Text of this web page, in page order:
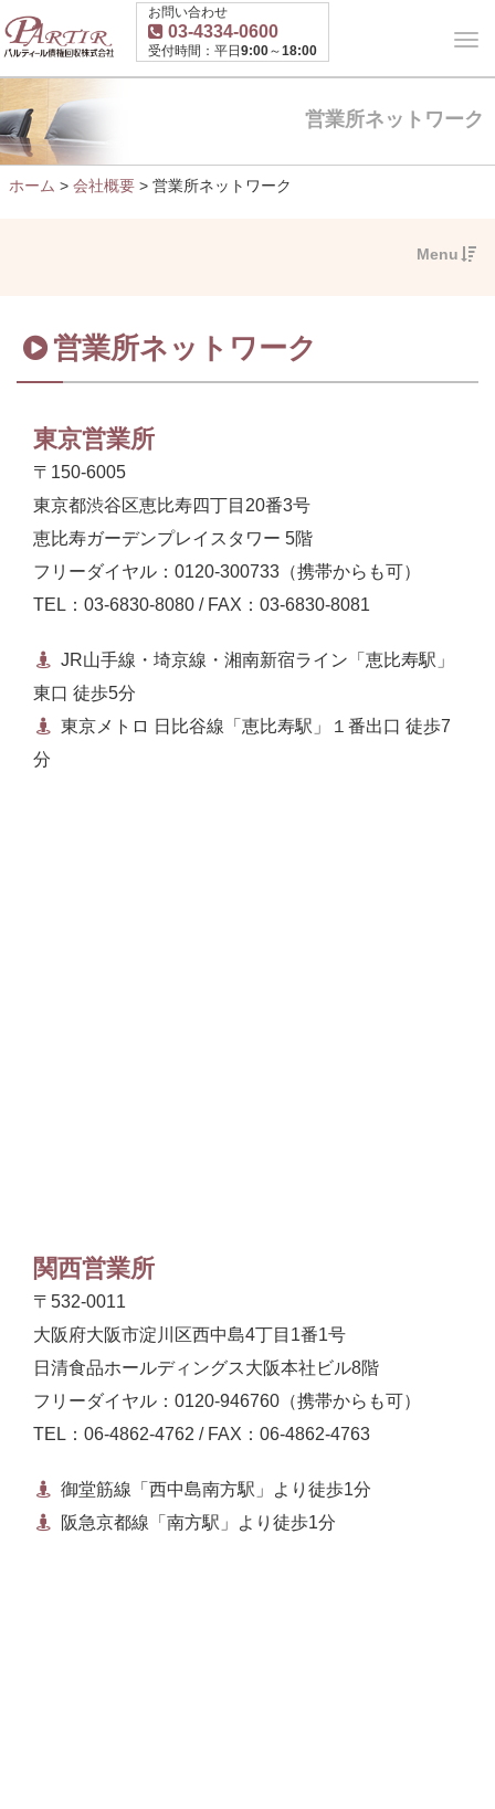
お問い合わせ
03-4334-0600
受付時間：平日9:00～18:00
営業所ネットワーク
ホーム > 会社概要 > 営業所ネットワーク
Menu
営業所ネットワーク
東京営業所
〒150-6005
東京都渋谷区恵比寿四丁目20番3号
恵比寿ガーデンプレイスタワー 5階
フリーダイヤル：0120-300733（携帯からも可）
TEL：03-6830-8080 / FAX：03-6830-8081
JR山手線・埼京線・湘南新宿ライン「恵比寿駅」
東口 徒歩5分
東京メトロ 日比谷線「恵比寿駅」１番出口 徒歩7
分
関西営業所
〒532-0011
大阪府大阪市淀川区西中島4丁目1番1号
日清食品ホールディングス大阪本社ビル8階
フリーダイヤル：0120-946760（携帯からも可）
TEL：06-4862-4762 / FAX：06-4862-4763
御堂筋線「西中島南方駅」より徒歩1分
阪急京都線「南方駅」より徒歩1分